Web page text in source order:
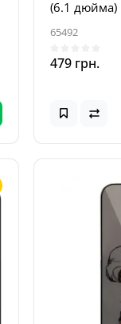
(6.1
65492
479 грн.